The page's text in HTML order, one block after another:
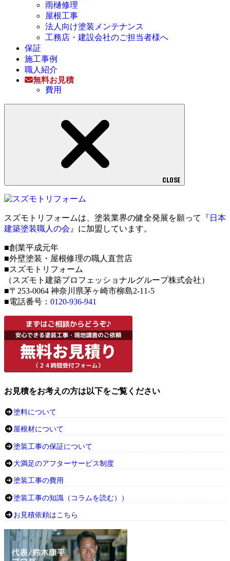
雨樋修理
屋根工事
法人向け塗装メンテナンス
工務店・建設会社のご担当者様へ
保証
施工事例
職人紹介
無料お見積
費用
CLOSE
スズモトリフォームは、塗装業界の健全発展を願って『 日本
建築塗装職人の会 』に加盟しています。
■創業平成元年
■外壁塗装・屋根修理の職人直営店
■スズモトリフォーム
（スズモト建築プロフェッショナルグループ株式会社）
■〒253-0064 神奈川県茅ヶ崎市柳島2-11-5
■電話番号： 0120-936-941
お見積をお考えの方は以下をご覧ください
塗料について
屋根材について
塗装工事の保証について
大満足のアフターサービス制度
塗装工事の費用
塗装工事の知識（コラムを読む））
お見積依頼はこちら